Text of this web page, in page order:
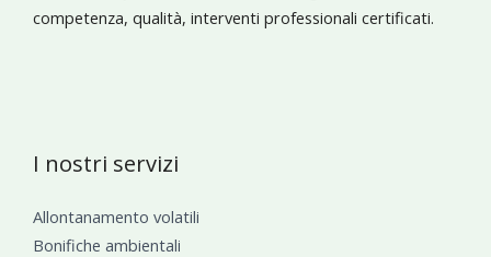
competenza, qualità, interventi professionali certificati.
I nostri servizi
Allontanamento volatili
Bonifiche ambientali